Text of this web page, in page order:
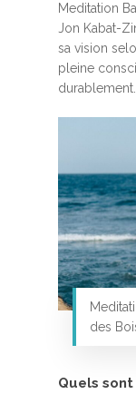
Meditation
Jon Kabat-
sa vision
pleine
durablement.
des
Quels